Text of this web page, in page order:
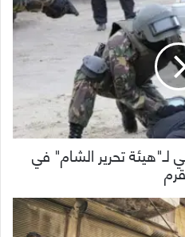
تحرير الشام" في